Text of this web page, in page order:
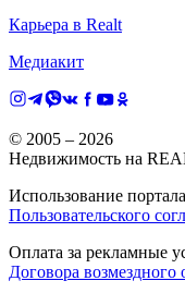
Карьера в Realt
Медиакит
© 2005 – 2026
Недвижимость на
Использование
Пользовательского
Оплата за рекламные
Договора возмездного